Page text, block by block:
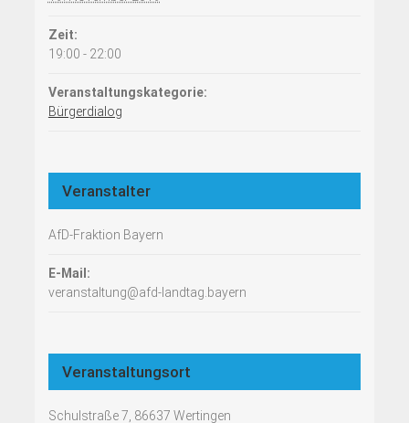
Zeit:
19:00 - 22:00
Veranstaltungskategorie:
Bürgerdialog
Veranstalter
AfD-Fraktion Bayern
E-Mail:
veranstaltung@afd-landtag.bayern
Veranstaltungsort
Schulstraße 7, 86637 Wertingen